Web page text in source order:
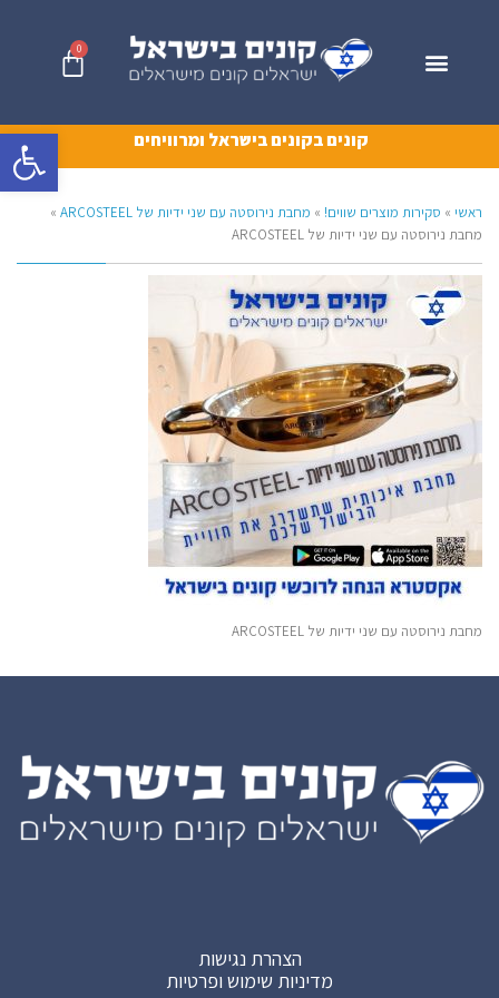
פתח
0
קונים בקונים בישראל ומרוויחים
ראשי » סקירות מוצרים שווים! » מחבת נירוסטה עם שני ידיות של ARCOSTEEL
»
מחבת נירוסטה עם שני ידיות של ARCOSTEEL
מחבת נירוסטה עם שני ידיות של ARCOSTEEL
הצהרת נגישות
מדיניות שימוש ופרטיות